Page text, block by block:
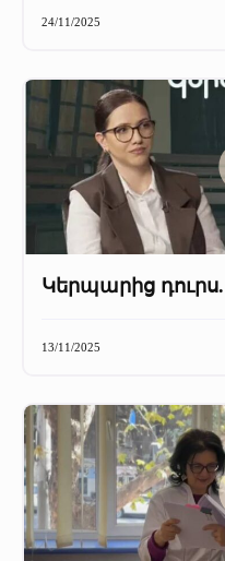
24/11/2025
Կերպարից
13/11/2025